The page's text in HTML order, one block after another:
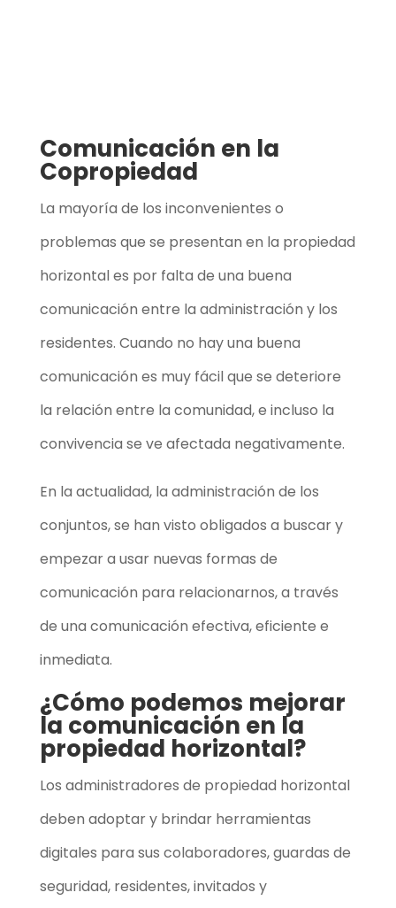
Comunicación en la
Copropiedad
La mayoría de los inconvenientes o
problemas que se presentan en la propiedad
horizontal es por falta de una buena
comunicación entre la administración y los
residentes. Cuando no hay una buena
comunicación es muy fácil que se deteriore
la relación entre la comunidad, e incluso la
convivencia se ve afectada negativamente.
En la actualidad, la administración de los
conjuntos, se han visto obligados a buscar y
empezar a usar nuevas formas de
comunicación para relacionarnos, a través
de una comunicación efectiva, eficiente e
inmediata.
¿Cómo podemos mejorar
la comunicación en la
propiedad horizontal?
Los administradores de propiedad horizontal
deben adoptar y brindar herramientas
digitales para sus colaboradores, guardas de
seguridad, residentes, invitados y